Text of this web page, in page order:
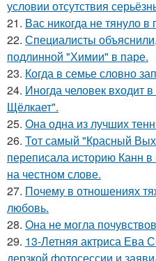
условии отсутствия
21. Вас никогда не тянуло в
22. Специалисты
подлинной "Химии" в паре.
23. Когда в семье словно
24. Иногда человек входит
Щёлкает".
25. Она одна из лучших
26. Тот самый "Красный
переписала историю Канн
на честном слове.
27. Почему в отношениях
любовь.
28. Она не могла
29. 13-Летняя актриса Ева